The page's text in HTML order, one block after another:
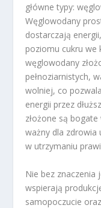
główne typy:
Węglowodany
dostarczają
poziomu cukru we
węglowodany
pełnoziarnistych,
wolniej, co
energii przez
złożone są bogate
ważny dla zdrowia
w utrzymaniu
Nie bez
wspierają
samopoczucie